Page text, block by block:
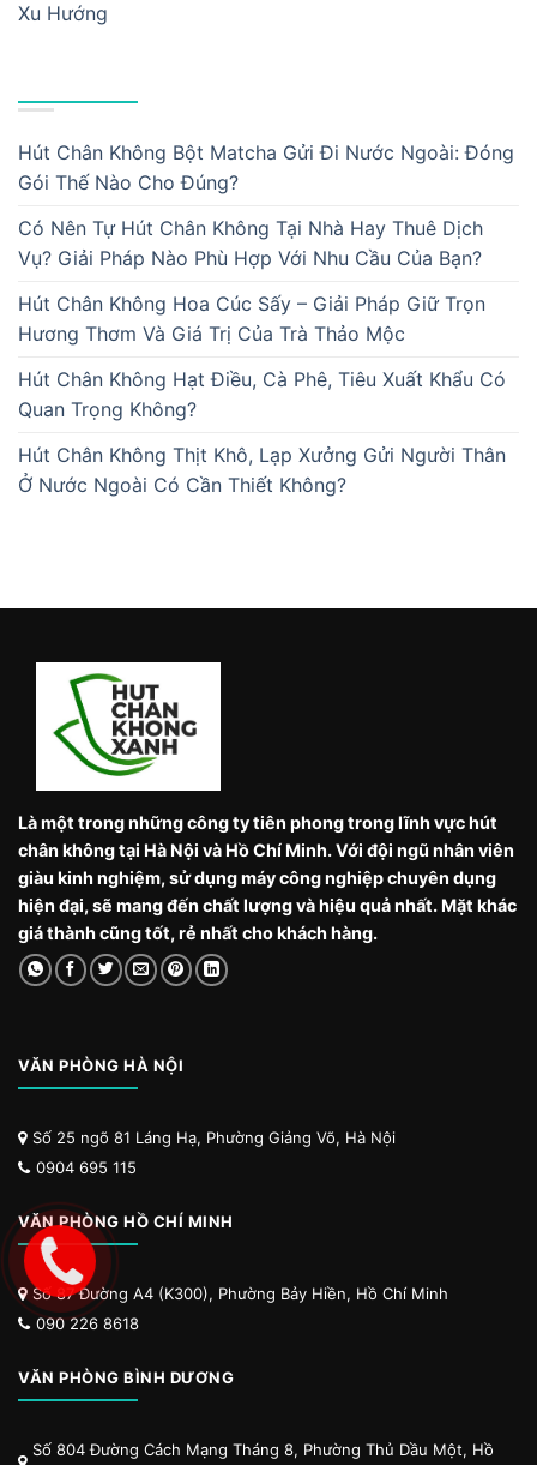
Xu Hướng
Hút Chân Không Bột Matcha Gửi Đi Nước Ngoài: Đóng
Gói Thế Nào Cho Đúng?
Có Nên Tự Hút Chân Không Tại Nhà Hay Thuê Dịch
Vụ? Giải Pháp Nào Phù Hợp Với Nhu Cầu Của Bạn?
Hút Chân Không Hoa Cúc Sấy – Giải Pháp Giữ Trọn
Hương Thơm Và Giá Trị Của Trà Thảo Mộc
Hút Chân Không Hạt Điều, Cà Phê, Tiêu Xuất Khẩu Có
Quan Trọng Không?
Hút Chân Không Thịt Khô, Lạp Xưởng Gửi Người Thân
Ở Nước Ngoài Có Cần Thiết Không?
Là một trong những công ty tiên phong trong lĩnh vực hút
chân không tại Hà Nội và Hồ Chí Minh. Với đội ngũ nhân viên
giàu kinh nghiệm, sử dụng máy công nghiệp chuyên dụng
hiện đại, sẽ mang đến chất lượng và hiệu quả nhất. Mặt khác
giá thành cũng tốt, rẻ nhất cho khách hàng.
VĂN PHÒNG HÀ NỘI
Số 25 ngõ 81 Láng Hạ, Phường Giảng Võ, Hà Nội
0904 695 115
VĂN PHÒNG HỒ CHÍ MINH
Số 87 Đường A4 (K300), Phường Bảy Hiền, Hồ Chí Minh
090 226 8618
VĂN PHÒNG BÌNH DƯƠNG
Số 804 Đường Cách Mạng Tháng 8, Phường Thủ Dầu Một, Hồ